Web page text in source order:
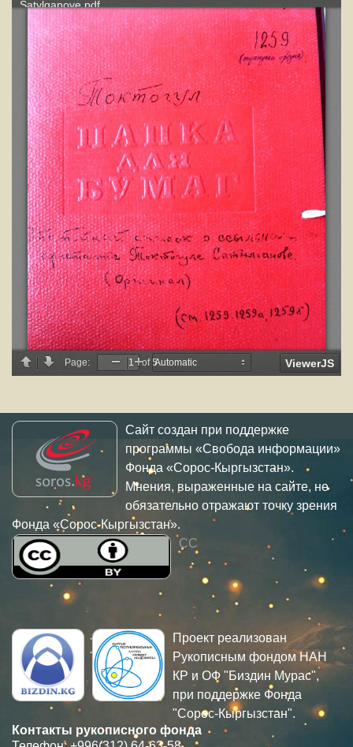
Сайт создан при поддержке
программы «Свобода информации»
Фонда «Сорос-Кыргызстан».
Мнения, выраженные на сайте, не
обязательно отражают точку зрения
Фонда «Сорос-Кыргызстан».
CC
Проект реализован
Рукописным фондом НАН
КР и ОФ "Биздин Мурас",
при поддержке Фонда
"Сорос-Кыргызстан".
Контакты рукописного фонда